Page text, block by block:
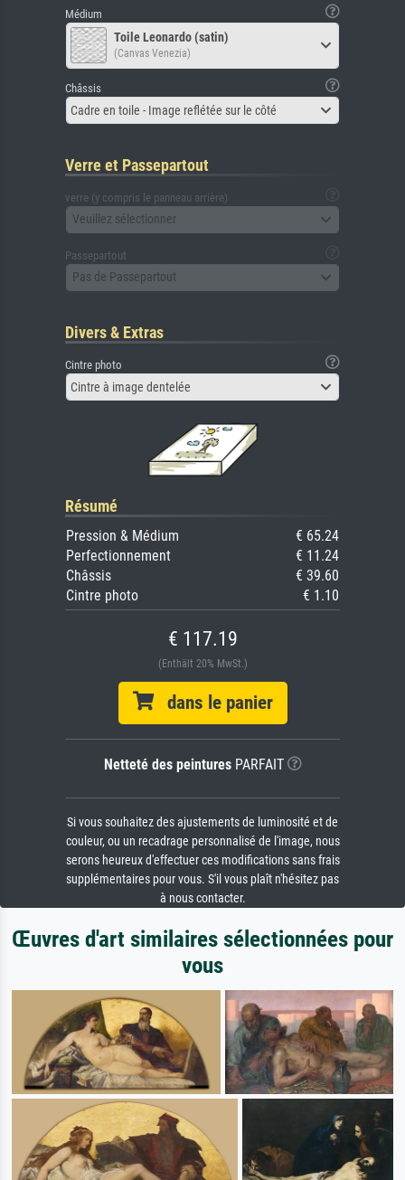
Médium
Toile Leonardo (satin)
(Canvas Venezia)
Châssis
Cadre en toile - Image reflétée sur le côté
Verre et Passepartout
verre (y compris le panneau arrière)
Veuillez sélectionner
Passepartout
Pas de Passepartout
Divers & Extras
Cintre photo
Cintre à image dentelée
Résumé
Pression & Médium
€ 65.24
Perfectionnement
€ 11.24
Châssis
€ 39.60
Cintre photo
€ 1.10
€ 117.19
(Enthält 20% MwSt.)
dans le panier
Netteté des peinturesPARFAIT
Si vous souhaitez des ajustements de luminosité et de
couleur, ou un recadrage personnalisé de l'image, nous
serons heureux d'effectuer ces modifications sans frais
supplémentaires pour vous. S'il vous plaît n'hésitez pas
à nous contacter.
Œuvres d'art similaires sélectionnées pour
vous